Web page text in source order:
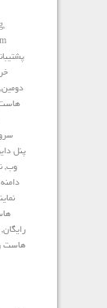
,
دومین,
پنل
وب,
رایگان,
هاست